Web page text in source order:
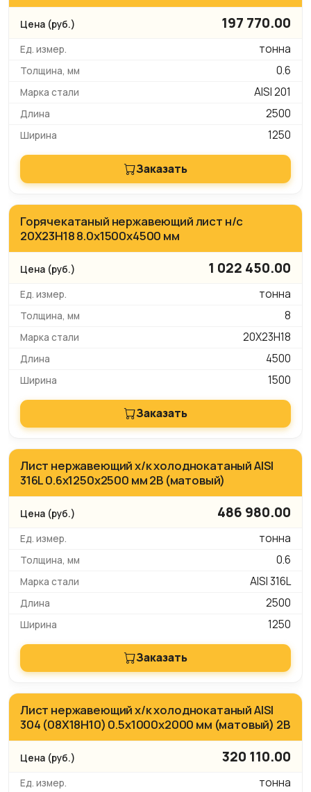
197 770.00
тонна
0.6
AISI 201
2500
1250
Заказать
Горячекатаный нержавеющий лист н/с
20Х23Н18 8.0х1500х4500 мм
1 022 450.00
тонна
8
20Х23Н18
4500
1500
Заказать
Лист нержавеющий х/к холоднокатаный AISI
316L 0.6х1250х2500 мм 2B (матовый)
486 980.00
тонна
0.6
AISI 316L
2500
1250
Заказать
Лист нержавеющий х/к холоднокатаный AISI
304 (08Х18Н10) 0.5х1000х2000 мм (матовый) 2B
320 110.00
тонна